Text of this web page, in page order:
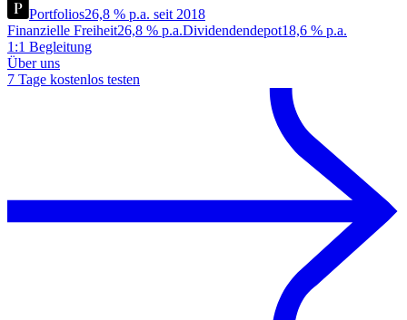
Portfolios26,8 % p.a. seit 2018
Finanzielle Freiheit26,8 % p.a.Dividendendepot18,6 % p.a.
1:1 Begleitung
Über uns
7 Tage kostenlos testen